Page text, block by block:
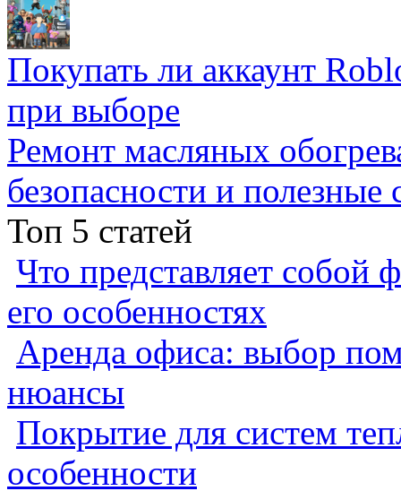
Покупать ли аккаунт
при выборе
Ремонт масляных
безопасности и полезные
Топ 5 статей
Что представляет собой
его особенностях
Аренда офиса: выбор
нюансы
Покрытие для систем
особенности